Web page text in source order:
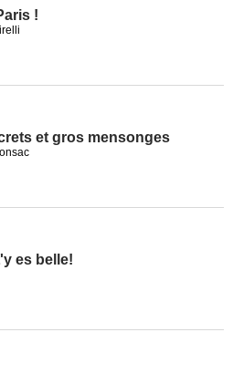
!
et gros mensonges
es belle!